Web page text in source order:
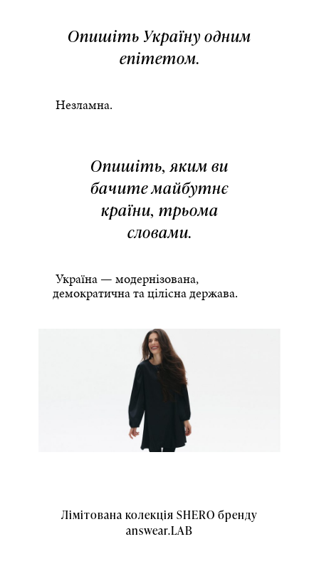
Опишіть Україну одним
епітетом.
Незламна.
Опишіть, яким ви
бачите майбутнє
країни, трьома
словами.
Україна — модернізована,
демократична та цілісна держава.
Лімітована колекція SHERO бренду
answear.LAB